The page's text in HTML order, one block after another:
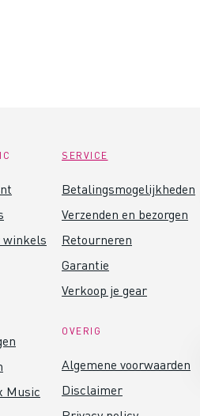
winkels
Music
SERVICE
Betalingsmogelijkheden
Verzenden en bezorgen
Retourneren
Garantie
Verkoop je gear
OVERIG
Algemene voorwaarden
Disclaimer